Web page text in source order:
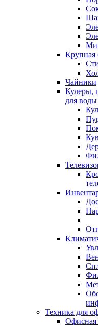
Крупная
Чайники
Кулеры,
для воды
Техника для
Офисная